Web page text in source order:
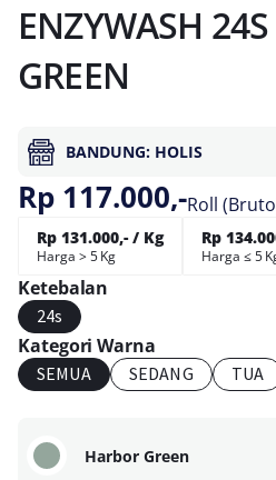
ENZYWASH
GREEN
BANDUNG: HOLIS
Rp 117.000,-Roll
Rp 131.000,- / Kg
Harga > 5 Kg
Rp
Harga ≤ 5
Ketebalan
24s
Kategori Warna
SEMUA SEDANG TUA
Harbor Green